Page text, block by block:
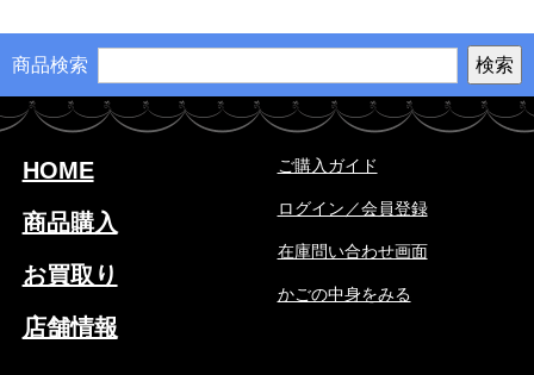
商品検索
HOME
商品購入
お買取り
店舗情報
ご購入ガイド
ログイン／会員登録
在庫問い合わせ画面
かごの中身をみる